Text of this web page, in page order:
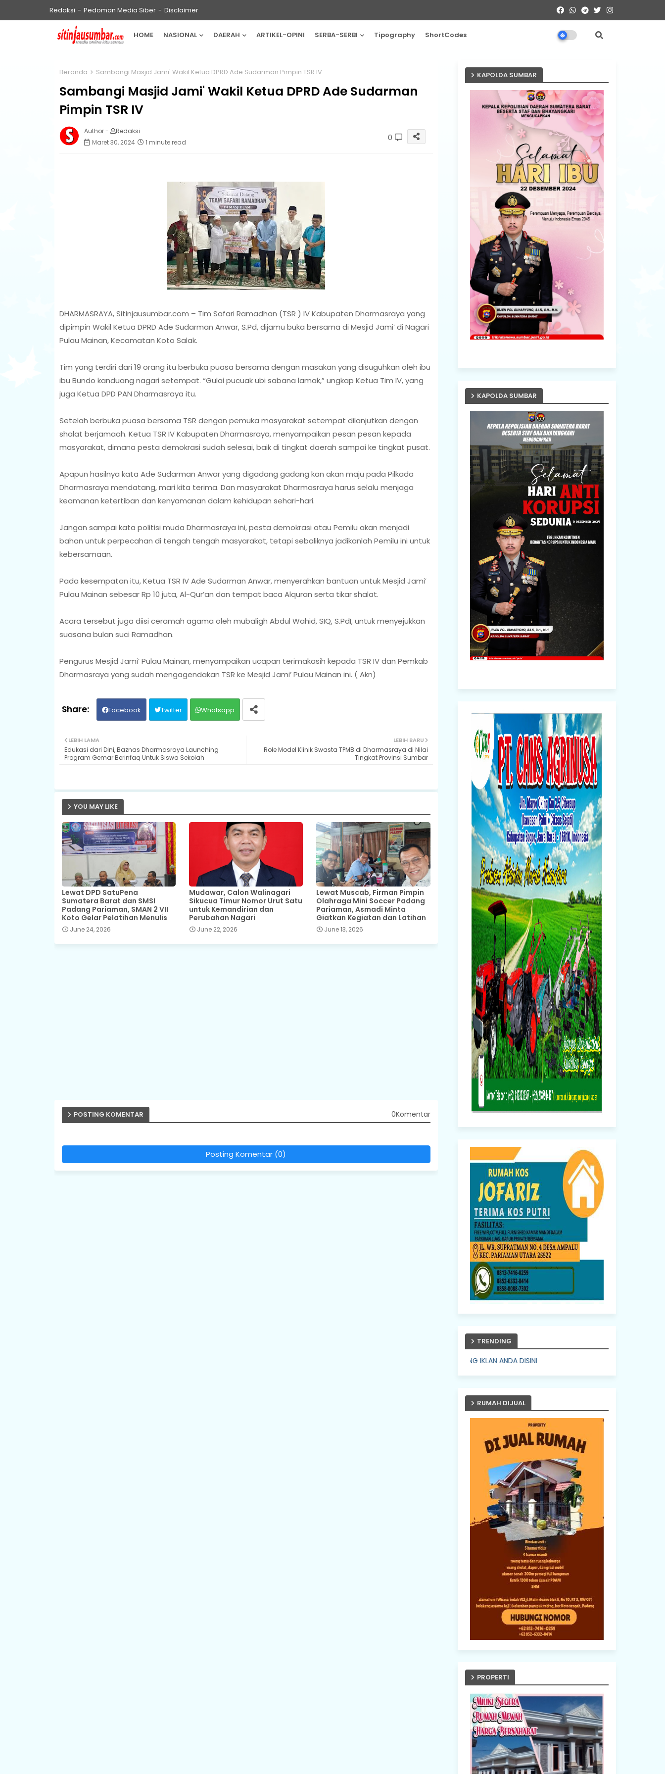
Redaksi Pedoman Media Siber Disclaimer
HOME NASIONAL DAERAH ARTIKEL-OPINI SERBA-SERBI Tipography ShortCodes
Beranda Sambangi Masjid Jami' Wakil Ketua DPRD Ade Sudarman Pimpin TSR IV
Sambangi Masjid Jami' Wakil Ketua DPRD Ade Sudarman
Pimpin TSR IV
Author -
Redaksi
Maret 30, 2024
1 minute read 0
DHARMASRAYA, Sitinjausumbar.com – Tim Safari Ramadhan (TSR ) IV Kabupaten Dharmasraya yang
dipimpin Wakil Ketua DPRD Ade Sudarman Anwar, S.Pd, dijamu buka bersama di Mesjid Jami’ di Nagari
Pulau Mainan, Kecamatan Koto Salak.
Tim yang terdiri dari 19 orang itu berbuka puasa bersama dengan masakan yang disuguhkan oleh ibu
ibu Bundo kanduang nagari setempat. “Gulai pucuak ubi sabana lamak,” ungkap Ketua Tim IV, yang
juga Ketua DPD PAN Dharmasraya itu.
Setelah berbuka puasa bersama TSR dengan pemuka masyarakat setempat dilanjutkan dengan
shalat berjamaah. Ketua TSR IV Kabupaten Dharmasraya, menyampaikan pesan pesan kepada
masyarakat, dimana pesta demokrasi sudah selesai, baik di tingkat daerah sampai ke tingkat pusat.
Apapun hasilnya kata Ade Sudarman Anwar yang digadang gadang kan akan maju pada Pilkada
Dharmasraya mendatang, mari kita terima. Dan masyarakat Dharmasraya harus selalu menjaga
keamanan ketertiban dan kenyamanan dalam kehidupan sehari-hari.
Jangan sampai kata politisi muda Dharmasraya ini, pesta demokrasi atau Pemilu akan menjadi
bahan untuk perpecahan di tengah tengah masyarakat, tetapi sebaliknya jadikanlah Pemilu ini untuk
kebersamaan.
Pada kesempatan itu, Ketua TSR IV Ade Sudarman Anwar, menyerahkan bantuan untuk Mesjid Jami’
Pulau Mainan sebesar Rp 10 juta, Al-Qur’an dan tempat baca Alquran serta tikar shalat.
Acara tersebut juga diisi ceramah agama oleh mubaligh Abdul Wahid, SIQ, S.PdI, untuk menyejukkan
suasana bulan suci Ramadhan.
Pengurus Mesjid Jami’ Pulau Mainan, menyampaikan ucapan terimakasih kepada TSR IV dan Pemkab
Dharmasraya yang sudah mengagendakan TSR ke Mesjid Jami’ Pulau Mainan ini. ( Akn)
Facebook Twitter Whatsapp
LEBIH BARU
Role Model Klinik Swasta TPMB di Dharmasraya di Nilai
Tingkat Provinsi Sumbar
LEBIH LAMA
Edukasi dari Dini, Baznas Dharmasraya Launching
Program Gemar Berinfaq Untuk Siswa Sekolah
YOU MAY LIKE
Lewat DPD SatuPena
Sumatera Barat dan SMSI
Padang Pariaman, SMAN 2 VII
Koto Gelar Pelatihan Menulis
June 24, 2026
Mudawar, Calon Walinagari
Sikucua Timur Nomor Urut Satu
untuk Kemandirian dan
Perubahan Nagari
June 22, 2026
Lewat Muscab, Firman Pimpin
Olahraga Mini Soccer Padang
Pariaman, Asmadi Minta
Giatkan Kegiatan dan Latihan
June 13, 2026
POSTING KOMENTAR 0Komentar
Posting Komentar (0)
KAPOLDA SUMBAR
KAPOLDA SUMBAR
TRENDING
PASANG IKLAN ANDA DISINI
RUMAH DIJUAL
PROPERTI